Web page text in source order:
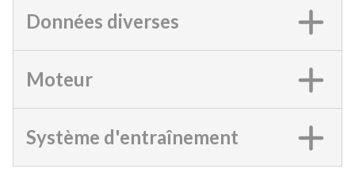
Données diverses
Moteur
Système d'entraînement